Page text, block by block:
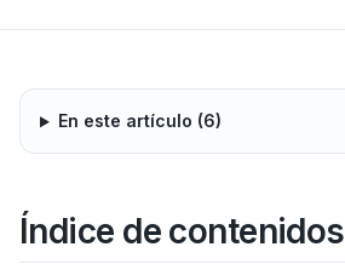
En este artículo (6)
Índice de contenidos